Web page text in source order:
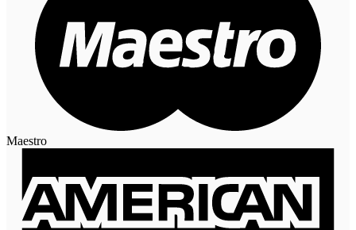
Maestro